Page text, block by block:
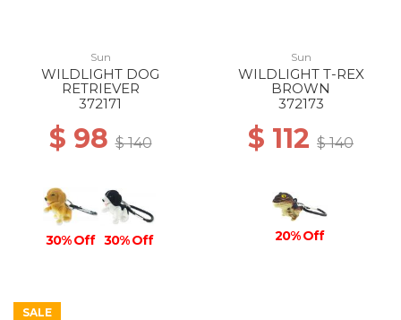
Sun
WILDLIGHT DOG
RETRIEVER
372171
$ 98$ 140
30% Off 30% Off
Sun
WILDLIGHT T-REX
BROWN
372173
$ 112 $ 140
20% Off
SALE